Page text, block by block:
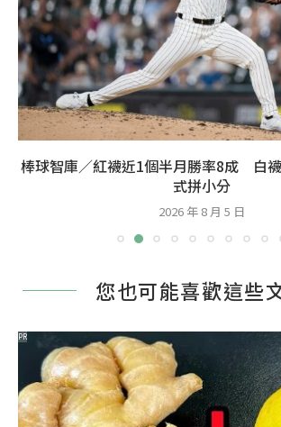
棒球智庫／紅襪近1個半月勝率8成 白
式拼小分
2026 年 8 月 5 日
您也可能喜歡這些
PR